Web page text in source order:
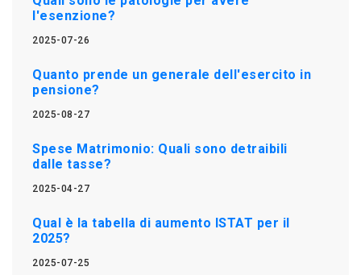
l'esenzione?
2025-07-26
Quanto prende un generale dell'esercito in
pensione?
2025-08-27
Spese Matrimonio: Quali sono detraibili
dalle tasse?
2025-04-27
Qual è la tabella di aumento ISTAT per il
2025?
2025-07-25